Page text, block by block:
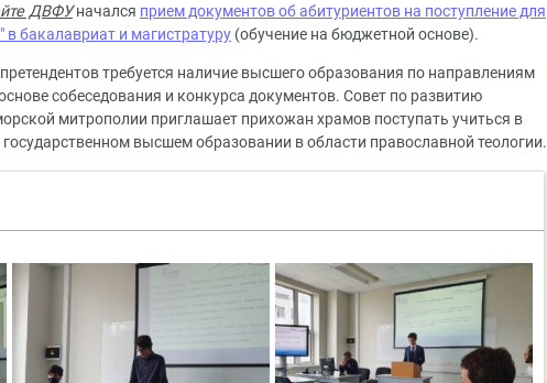
ДВФУначался прием документов об абитуриентов на поступление для
бакалавриат и магистратуру (обучение на бюджетной основе).
требуется наличие высшего образования по направлениям
собеседования и конкурса документов. Совет по развитию
митрополии приглашает прихожан храмов поступать учиться в
высшем образовании в области православной теологии.